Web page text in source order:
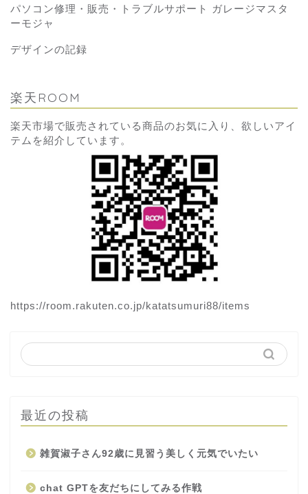
パソコン修理・販売・トラブルサポート ガレージマスタ
ーモジャ
デザインの記録
楽天ROOM
楽天市場で販売されている商品のお気に入り、欲しいアイ
テムを紹介しています。
https://room.rakuten.co.jp/katatsumuri88/items
最近の投稿
雑賀淑子さん92歳に見習う美しく元気でいたい
chat GPTを友だちにしてみる作戦